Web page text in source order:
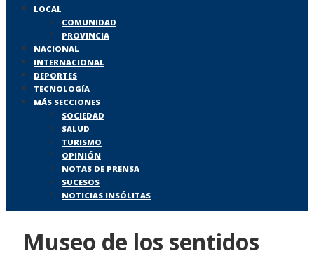
LOCAL
COMUNIDAD
PROVINCIA
NACIONAL
INTERNACIONAL
DEPORTES
TECNOLOGÍA
MÁS SECCIONES
SOCIEDAD
SALUD
TURISMO
OPINIÓN
NOTAS DE PRENSA
SUCESOS
NOTICIAS INSÓLITAS
Museo de los sentidos